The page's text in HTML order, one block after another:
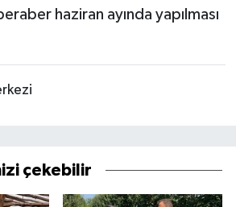
haziran ayında yapılması
çekebilir